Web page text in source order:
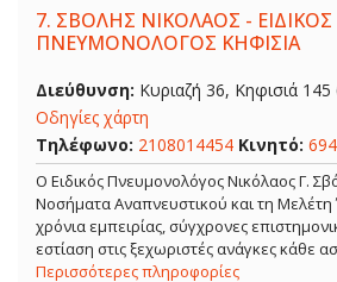
7. ΣΒΟΛΗΣ ΝΙΚΟΛΑΟΣ - ΕΙΔΙΚΟΣ
ΠΝΕΥΜΟΝΟΛΟΓΟΣ ΚΗΦΙΣΙΑ
Διεύθυνση: Κυριαζή 36, Κηφισιά 145
Οδηγίες χάρτη
Τηλέφωνο: 2108014454 Κινητό:
O Ειδικός Πνευμονολόγος Νικόλαος Γ.
Νοσήματα Αναπνευστικού και τη
χρόνια εμπειρίας, σύγχρονες
εστίαση στις ξεχωριστές ανάγκες κάθε
Περισσότερες πληροφορίες